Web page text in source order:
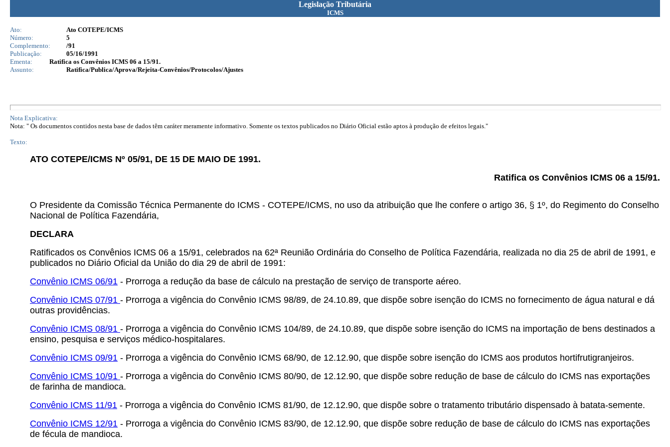
Legislação Tributária
ICMS
Ato:
Ato COTEPE/ICMS
Número:
5
Complemento:
/91
Publicação:
05/16/1991
Ementa:
Ratifica os Convênios ICMS 06 a 15/91.
Assunto:
Ratifica/Publica/Aprova/Rejeita-Convênios/Protocolos/Ajustes
Nota Explicativa:
Nota: " Os documentos contidos nesta base de dados têm caráter meramente informativo. Somente os textos publicados no Diário Oficial estão aptos à produção de efeitos legais."
Texto:
ATO COTEPE/ICMS Nº 05/91, DE 15 DE MAIO DE 1991.
Ratifica os Convênios ICMS 06 a 15/91.
O Presidente da Comissão Técnica Permanente do ICMS - COTEPE/ICMS, no uso da atribuição que lhe confere o artigo 36, § 1º, do Regimento do Conselho
Nacional de Política Fazendária,
DECLARA
Ratificados os Convênios ICMS 06 a 15/91, celebrados na 62ª Reunião Ordinária do Conselho de Política Fazendária, realizada no dia 25 de abril de 1991, e
publicados no Diário Oficial da União do dia 29 de abril de 1991:
Convênio ICMS 06/91 - Prorroga a redução da base de cálculo na prestação de serviço de transporte aéreo.
Convênio ICMS 07/91 - Prorroga a vigência do Convênio ICMS 98/89, de 24.10.89, que dispõe sobre isenção do ICMS no fornecimento de água natural e dá
outras providências.
Convênio ICMS 08/91 - Prorroga a vigência do Convênio ICMS 104/89, de 24.10.89, que dispõe sobre isenção do ICMS na importação de bens destinados a
ensino, pesquisa e serviços médico-hospitalares.
Convênio ICMS 09/91 - Prorroga a vigência do Convênio ICMS 68/90, de 12.12.90, que dispõe sobre isenção do ICMS aos produtos hortifrutigranjeiros.
Convênio ICMS 10/91 - Prorroga a vigência do Convênio ICMS 80/90, de 12.12.90, que dispõe sobre redução de base de cálculo do ICMS nas exportações
de farinha de mandioca.
Convênio ICMS 11/91 - Prorroga a vigência do Convênio ICMS 81/90, de 12.12.90, que dispõe sobre o tratamento tributário dispensado à batata-semente.
Convênio ICMS 12/91 - Prorroga a vigência do Convênio ICMS 83/90, de 12.12.90, que dispõe sobre redução de base de cálculo do ICMS nas exportações
de fécula de mandioca.